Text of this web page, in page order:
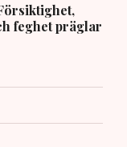
feghet präglar